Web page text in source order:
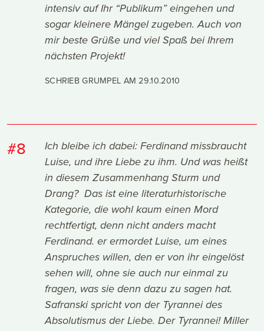
intensiv auf Ihr “Publikum” eingehen und
sogar kleinere Mängel zugeben. Auch von
mir beste Grüße und viel Spaß bei Ihrem
nächsten Projekt!
SCHRIEB GRUMPEL AM29.10.2010
#8
Ich bleibe ich dabei: Ferdinand missbraucht
Luise, und ihre Liebe zu ihm. Und was heißt
in diesem Zusammenhang Sturm und
Drang? Das ist eine literaturhistorische
Kategorie, die wohl kaum einen Mord
rechtfertigt, denn nicht anders macht
Ferdinand. er ermordet Luise, um eines
Anspruches willen, den er von ihr eingelöst
sehen will, ohne sie auch nur einmal zu
fragen, was sie denn dazu zu sagen hat.
Safranski spricht von der Tyrannei des
Absolutismus der Liebe. Der Tyrannei! Miller